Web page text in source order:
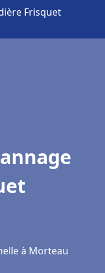
Frisquet
à Morteau